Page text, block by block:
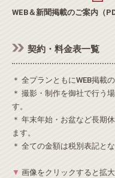
WEB＆新聞掲載のご案内（
契約・料金表一覧
＊ 全プランともにWEB掲載
＊ 撮影・制作を御社で行う
す。
＊ 年末年始・お盆など長期
ます。
＊ 全ての金額は税別表記と
▼ 画像をクリックすると拡大